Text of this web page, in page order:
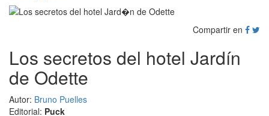
Compartir en
Los secretos del hotel Jardín
de Odette
Autor: Bruno Puelles
Editorial: Puck